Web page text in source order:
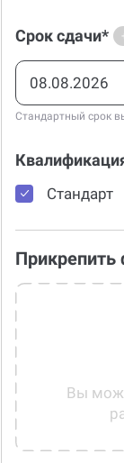
Срок сдачи*
Стандартный срок
Стандарт
Вы